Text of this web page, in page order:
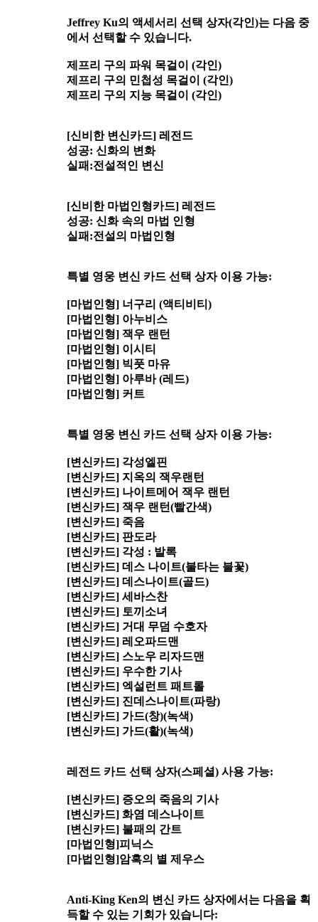
Jeffrey Ku의 액세서리 선택 상자(각인)는 다음 중
에서 선택할 수 있습니다.
제프리 구의 파워 목걸이 (각인)
제프리 구의 민첩성 목걸이 (각인)
제프리 구의 지능 목걸이 (각인)
[신비한 변신카드] 레전드
성공: 신화의 변화
실패:전설적인 변신
[신비한 마법인형카드] 레전드
성공: 신화 속의 마법 인형
실패:전설의 마법인형
특별 영웅 변신 카드 선택 상자 이용 가능:
[마법인형] 너구리 (액티비티)
[마법인형] 아누비스
[마법인형] 잭우 랜턴
[마법인형] 이시티
[마법인형] 빅풋 마유
[마법인형] 아루바 (레드)
[마법인형] 커트
특별 영웅 변신 카드 선택 상자 이용 가능:
[변신카드] 각성엘핀
[변신카드] 지옥의 잭우랜턴
[변신카드] 나이트메어 잭우 랜턴
[변신카드] 잭우 랜턴(빨간색)
[변신카드] 죽음
[변신카드] 판도라
[변신카드] 각성 : 발록
[변신카드] 데스 나이트(불타는 불꽃)
[변신카드] 데스나이트(골드)
[변신카드] 세바스찬
[변신카드] 토끼소녀
[변신카드] 거대 무덤 수호자
[변신카드] 레오파드맨
[변신카드] 스노우 리자드맨
[변신카드] 우수한 기사
[변신카드] 엑설런트 패트롤
[변신카드] 진데스나이트(파랑)
[변신카드] 가드(창)(녹색)
[변신카드] 가드(활)(녹색)
레전드 카드 선택 상자(스페셜) 사용 가능:
[변신카드] 증오의 죽음의 기사
[변신카드] 화염 데스나이트
[변신카드] 불패의 간트
[마법인형]피닉스
[마법인형]암흑의 별 제우스
Anti-King Ken의 변신 카드 상자에서는 다음을 획
득할 수 있는 기회가 있습니다: